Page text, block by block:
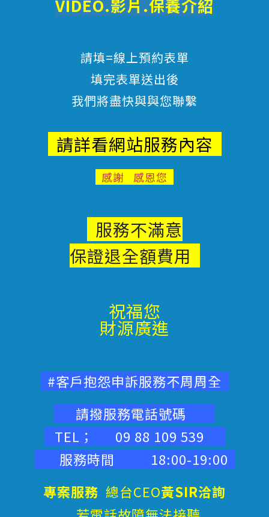
VIDEO.影片.保養介紹
請填=線上預約表單
填完表單送出後
我們將盡快與與您聯繫
請詳看網站服務內容
感謝 感恩您
服務不滿意
保證退全額費用
祝福您
財源廣進
#客戶抱怨申訴服務不周周全
請撥服務電話號碼
TEL； 09 88 109 539
服務時間 18:00-19:00
專案服務 總台CEO黃SIR洽詢